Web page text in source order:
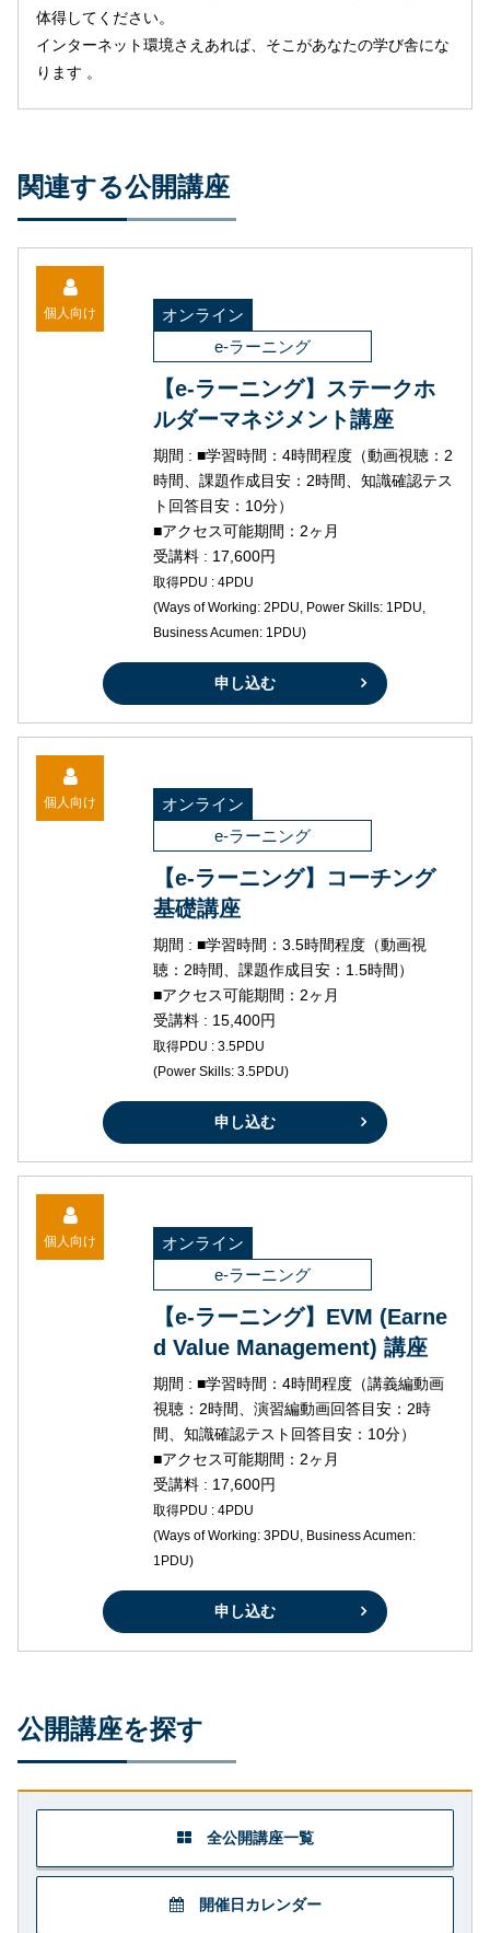
体得してください。
インターネット環境さえあれば、そこがあなたの学び舎にな
ります 。
関連する公開講座
個人向け
オンライン
e-ラーニング
【e-ラーニング】ステークホ
ルダーマネジメント講座
期間 : ■学習時間：4時間程度（動画視聴：2
時間、課題作成目安：2時間、知識確認テス
ト回答目安：10分）
■アクセス可能期間：2ヶ月
受講料 : 17,600円
取得PDU : 4PDU
(Ways of Working: 2PDU, Power Skills: 1PDU,
Business Acumen: 1PDU)
申し込む
個人向け
オンライン
e-ラーニング
【e-ラーニング】コーチング
基礎講座
期間 : ■学習時間：3.5時間程度（動画視
聴：2時間、課題作成目安：1.5時間）
■アクセス可能期間：2ヶ月
受講料 : 15,400円
取得PDU : 3.5PDU
(Power Skills: 3.5PDU)
申し込む
個人向け
オンライン
e-ラーニング
【e-ラーニング】EVM (Earne
d Value Management) 講座
期間 : ■学習時間：4時間程度（講義編動画
視聴：2時間、演習編動画回答目安：2時
間、知識確認テスト回答目安：10分）
■アクセス可能期間：2ヶ月
受講料 : 17,600円
取得PDU : 4PDU
(Ways of Working: 3PDU, Business Acumen:
1PDU)
申し込む
公開講座を探す
全公開講座一覧
開催日カレンダー